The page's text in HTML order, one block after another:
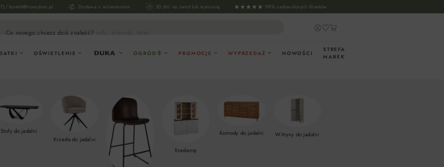
/ kontakt@novodom.pl Dostawa z wniesieniem 30 dni na zwrot lub wymianę 98% zadowolonych klientów
Co novego chcesz dziś znaleźć? sofa, komoda, fotel...
OŚWIETLENIE OGRÓD PROMOCJE WYPRZEDAŻ NOWOŚCI
STREFA
MAREK
Stoły do jadalni
Krzesła do jadalni
Kredensy
Komody do jadalni Witryny do jadalni